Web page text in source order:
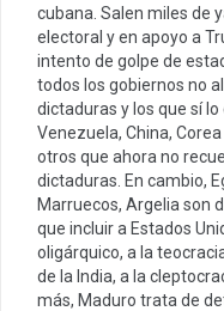
cubana. Salen miles de
electoral y en apoyo a
intento de golpe de
todos los gobiernos no
dictaduras y los que sí
Venezuela, China,
otros que ahora no
dictaduras. En cambio,
Marruecos, Argelia son
que incluir a Estados
oligárquico, a la
de la India, a la
más, Maduro trata de